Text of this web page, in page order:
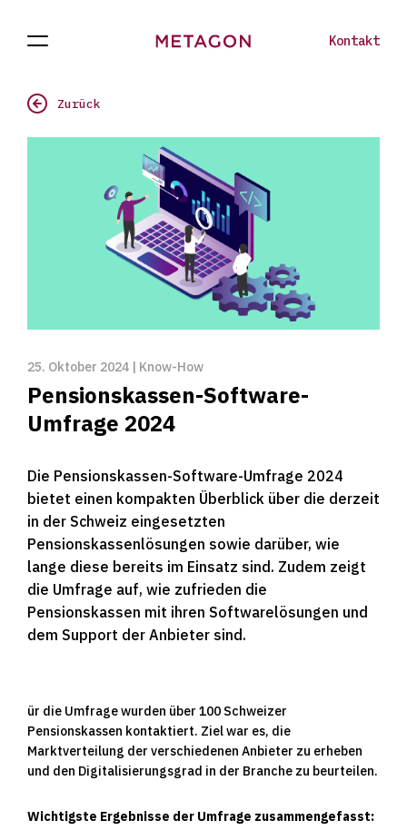
Navigation
Kontakt
Zurück
25. Oktober 2024 | Know-How
Pensionskassen-Software-
Umfrage 2024
Die Pensionskassen-Software-Umfrage 2024
bietet einen kompakten Überblick über die derzeit
in der Schweiz eingesetzten
Pensionskassenlösungen sowie darüber, wie
lange diese bereits im Einsatz sind. Zudem zeigt
die Umfrage auf, wie zufrieden die
Pensionskassen mit ihren Softwarelösungen und
dem Support der Anbieter sind.
ür die Umfrage wurden über 100 Schweizer
Pensionskassen kontaktiert. Ziel war es, die
Marktverteilung der verschiedenen Anbieter zu erheben
und den Digitalisierungsgrad in der Branche zu beurteilen.
Wichtigste Ergebnisse der Umfrage zusammengefasst: